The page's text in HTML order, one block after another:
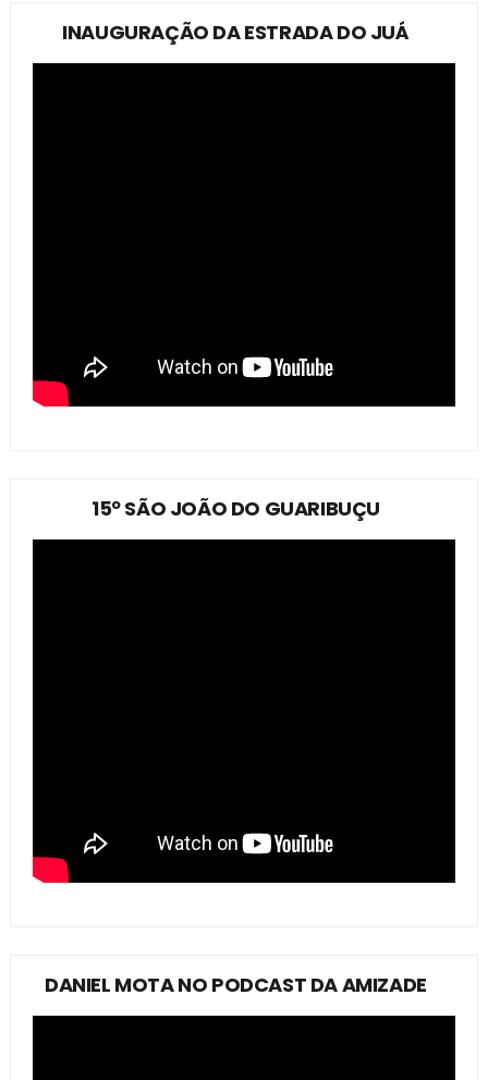
INAUGURAÇÃO DA ESTRADA DO JUÁ
15º SÃO JOÃO DO GUARIBUÇU
DANIEL MOTA NO PODCAST DA AMIZADE